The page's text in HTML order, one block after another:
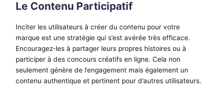
Le Contenu Participatif
Inciter les utilisateurs à créer du contenu pour votre
marque est une stratégie qui s’est avérée très efficace.
Encouragez-les à partager leurs propres histoires ou à
participer à des concours créatifs en ligne. Cela non
seulement génère de l’engagement mais également un
contenu authentique et pertinent pour d’autres utilisateurs.